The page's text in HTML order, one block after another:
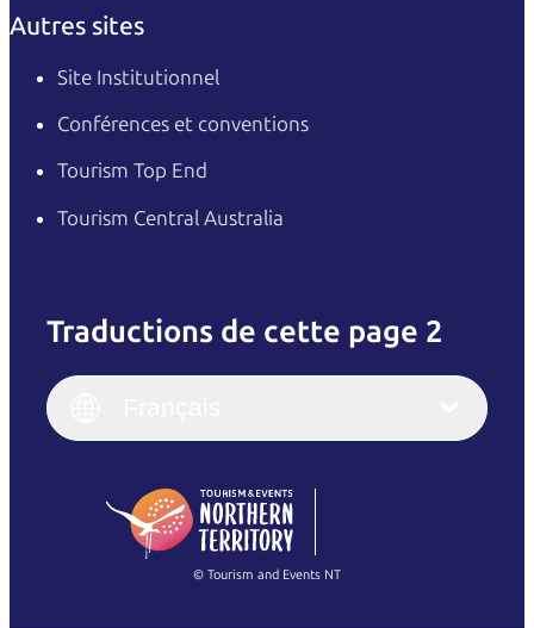
Autres sites
Site Institutionnel
Conférences et conventions
Tourism Top End
Tourism Central Australia
Traductions de cette page 2
English
(Singapore)
Français
Italiano
繁體中文
© Tourism and Events NT